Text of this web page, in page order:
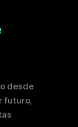
desde
futuro,